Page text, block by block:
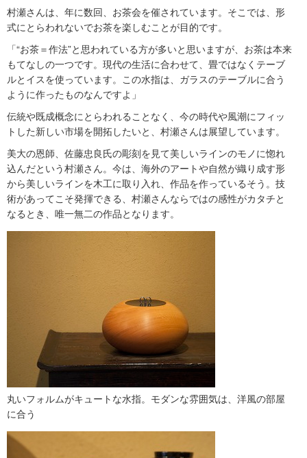
村瀬さんは、年に数回、お茶会を催されています。そこでは、形
式にとらわれないでお茶を楽しむことが目的です。
「“お茶＝作法”と思われている方が多いと思いますが、お茶は本来
もてなしの一つです。現代の生活に合わせて、畳ではなくテーブ
ルとイスを使っています。この水指は、ガラスのテーブルに合う
ように作ったものなんですよ」
伝統や既成概念にとらわれることなく、今の時代や風潮にフィッ
トした新しい市場を開拓したいと、村瀬さんは展望しています。
美大の恩師、佐藤忠良氏の彫刻を見て美しいラインのモノに惚れ
込んだという村瀬さん。今は、海外のアートや自然が織り成す形
から美しいラインを木工に取り入れ、作品を作っているそう。技
術があってこそ発揮できる、村瀬さんならではの感性がカタチと
なるとき、唯一無二の作品となります。
丸いフォルムがキュートな水指。モダンな雰囲気は、洋風の部屋
に合う